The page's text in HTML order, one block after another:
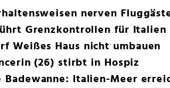
nerven
Grenzkontrollen für Italien
Weißes Haus nicht umbauen
(26) stirbt in Hospiz
Badewanne: Italien-Meer